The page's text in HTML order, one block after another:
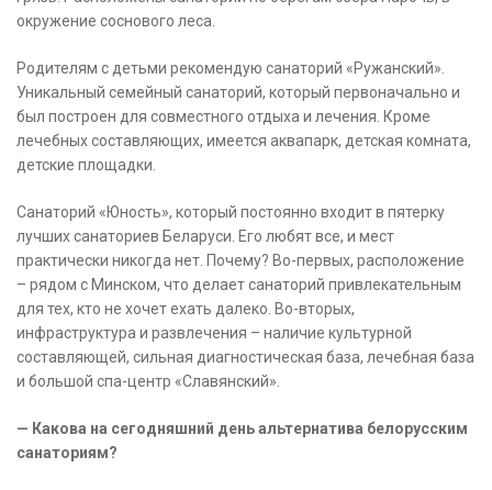
окружение соснового леса.
Родителям с детьми рекомендую санаторий «Ружанский».
Уникальный семейный санаторий, который первоначально и
был построен для совместного отдыха и лечения. Кроме
лечебных составляющих, имеется аквапарк, детская комната,
детские площадки.
Санаторий «Юность», который постоянно входит в пятерку
лучших санаториев Беларуси. Его любят все, и мест
практически никогда нет. Почему? Во-первых, расположение
– рядом с Минском, что делает санаторий привлекательным
для тех, кто не хочет ехать далеко. Во-вторых,
инфраструктура и развлечения – наличие культурной
составляющей, сильная диагностическая база, лечебная база
и большой спа-центр «Славянский».
— Какова на сегодняшний день альтернатива белорусским
санаториям?